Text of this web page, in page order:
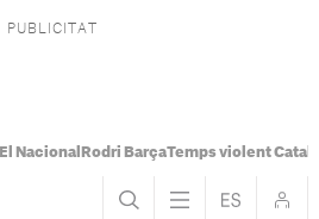
Nacional Rodri BarçaTemps violent